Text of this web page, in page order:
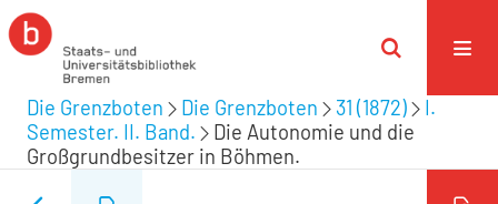
Die Grenzboten Die Grenzboten 31 (1872)
I.
Semester. II. Band.
Die Autonomie und die
Großgrundbesitzer in Böhmen.